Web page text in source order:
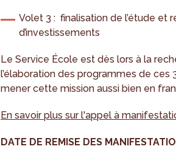
Volet 3 : finalisation de l’étude et
d’investissements
Le Service École est dès lors à la
l’élaboration des programmes de ces
mener cette mission aussi bien en
En savoir plus sur l'appel à
DATE DE REMISE DES